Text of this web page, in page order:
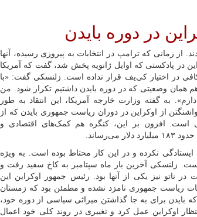
در دوره بایدن
از زمانی که ترامپ در انتخابات به پیروزی رسیده، آنها
در پادکستی که اوایل ژانویه پخش شد، گفت که آمریکا
در اختیار کی‌یف قرار نداده است. زلنسکی گفت: «با
همان وضعیتی که در دوره بایدن داشتیم تکرار شود. من
به گفته وزارت خارجه آمریکا، این انتقاد به طور
از اوکراین در دوران ریاست جمهوری بایدن که از
اظهارات عجیبی است. افزون بر این، کنگره هم کمک‌های اقتصادی و
نکرده و در این کار محتاط بوده است. به ویژه
زلنسکی آخرین بار ماه سپتامبر به کاخ سفید رفت و
ناتو نیز یکی از آنها بود. رئیس جمهور اوکراین این
ریاست جمهوری نامزد نشده و مطمئن بود که زمستان
بایدن برای به جا گذاشتن میراثی سیاسی از دوره خود،
اوکراین عمل کرد و تغییری در روند کلی خود اعمال